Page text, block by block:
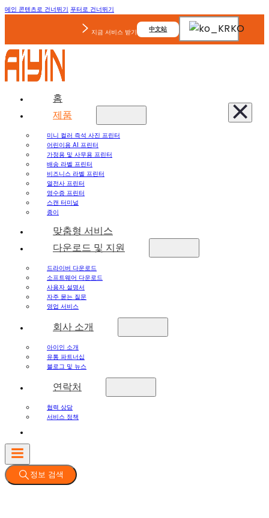
메인 콘텐츠로 건너뛰기 푸터로 건너뛰기
지금 서비스 받기 中文站 KO
홈
제품
미니 컬러 즉석 사진 프린터
어린이용 AI 프린터
가정용 및 사무용 프린터
배송 라벨 프린터
비즈니스 라벨 프린터
열전사 프린터
영수증 프린터
스캔 터미널
종이
맞춤형 서비스
다운로드 및 지원
드라이버 다운로드
소프트웨어 다운로드
사용자 설명서
자주 묻는 질문
영업 서비스
회사 소개
아이인 소개
유통 파트너십
블로그 및 뉴스
연락처
협력 상담
서비스 정책
정보 검색